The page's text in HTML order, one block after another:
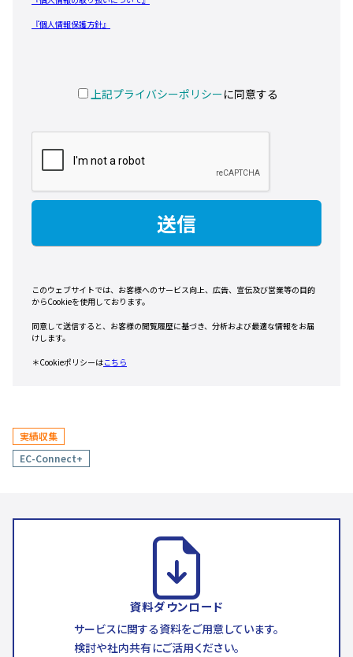
実績収集
EC-Connect+
資料ダウンロード
サービスに関する資料をご用意しています。
検討や社内共有にご活用ください。